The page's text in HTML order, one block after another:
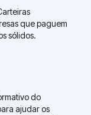
que paguem
sólidos.
do
ajudar os